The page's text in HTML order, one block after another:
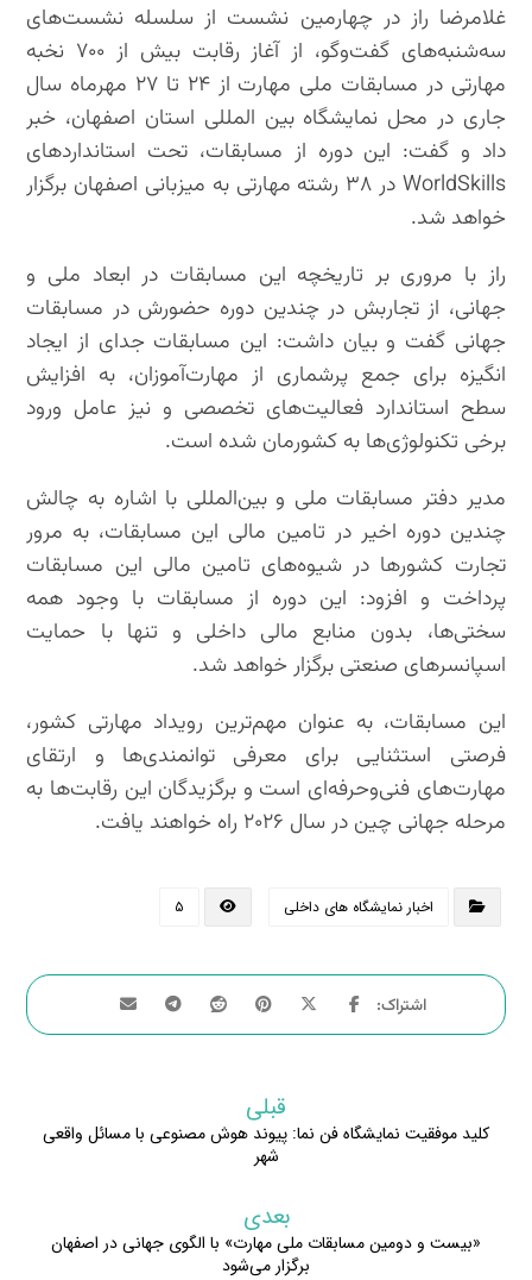
غلامرضا راز در چهارمین نشست از سلسله نشست‌های
سه‌شنبه‌های گفت‌وگو، از آغاز رقابت بیش از ۷۰۰ نخبه
مهارتی در مسابقات ملی مهارت از ۲۴ تا ۲۷ مهرماه سال
جاری در محل نمایشگاه بین المللی استان اصفهان، خبر
داد و گفت: این دوره از مسابقات، تحت استانداردهای
WorldSkills در ۳۸ رشته‌ مهارتی به میزبانی اصفهان برگزار
خواهد شد.
راز با مروری بر تاریخچه این مسابقات در ابعاد ملی و
جهانی، از تجاربش در چندین دوره حضورش در مسابقات
جهانی گفت و بیان داشت: این مسابقات جدای از ایجاد
انگیزه برای جمع پرشماری از مهارت‌آموزان، به افزایش
سطح استاندارد فعالیت‌های تخصصی و نیز عامل ورود
برخی تکنولوژی‌ها به کشورمان شده است.
مدیر دفتر مسابقات ملی و بین‌المللی با اشاره به چالش
چندین دوره اخیر در تامین مالی این مسابقات، به مرور
تجارت کشورها در شیوه‌های تامین مالی این مسابقات
پرداخت و افزود: این دوره از مسابقات با وجود همه
سختی‌ها، بدون منابع مالی داخلی و تنها با حمایت
اسپانسرهای صنعتی برگزار خواهد شد.
این مسابقات، به عنوان مهم‌ترین رویداد مهارتی کشور،
فرصتی استثنایی برای معرفی توانمندی‌ها و ارتقای
مهارت‌های فنی‌و‌حرفه‌ای است و برگزیدگان این رقابت‌ها به
مرحله جهانی چین در سال ۲۰۲۶ راه خواهند یافت.
اخبار نمایشگاه های داخلی ۵
قبلی
کلید موفقیت نمایشگاه فن نما: پیوند هوش مصنوعی با مسائل واقعی
شهر
بعدی
«بیست و دومین مسابقات ملی مهارت» با الگوی جهانی در اصفهان
برگزار می‌شود